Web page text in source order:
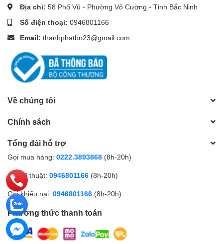
Được trang bị bộ nhớ RAM 8GB DDR4 với tốc độ bus RAM
3200MHz mang đến việc xử lý đa tác vụ được mượt mà hơn giúp
hạn chế giật khi bạn mở rất nhiều tab cùng một lúc.
Địa chỉ: 58 Phố Vũ - Phường Võ Cường - Tỉnh Bắc Ninh
Số điện thoại: 0946801166
Email: thanhphatbn23@gmail.com
Về chúng tôi
Chính sách
Tổng đài hỗ trợ
Gọi mua hàng: 0222.3893868 (8h-20h)
Gọi kỹ thuật: 0946801166 (8h-20h)
Gọi khiếu nại: 0946801166 (8h-20h)
Phương thức thanh toán